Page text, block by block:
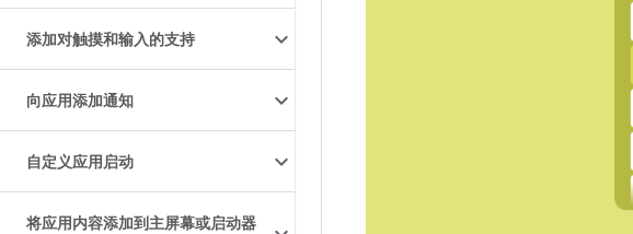
添加对触摸和输入的支持
向应用添加通知
自定义应用启动
将应用内容添加到主屏幕或启动器